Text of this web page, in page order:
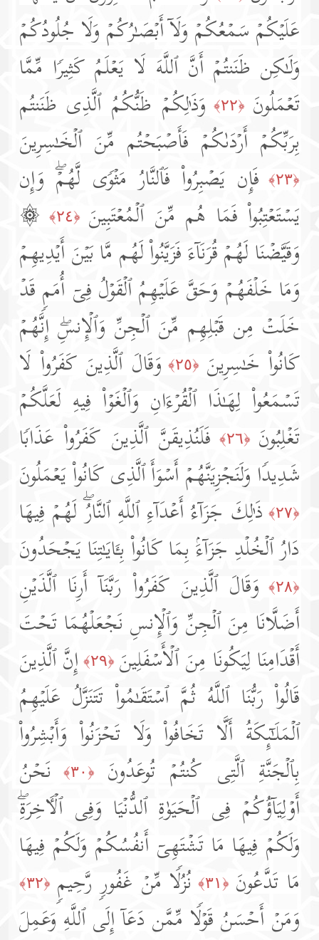
عَلَیۡكُمۡ سَمۡعُكُمۡ وَلَاۤ أَبۡصَـٰرُكُمۡ وَلَا جُلُودُكُمۡ
وَلَـٰكِن ظَنَنتُمۡ أَنَّ ٱللَّهَ لَا یَعۡلَمُ كَثِیرࣰا مِّمَّا
تَعۡمَلُونَ ﴿٢٢﴾
وَذَ ٰ⁠لِكُمۡ ظَنُّكُمُ ٱلَّذِی ظَنَنتُم
بِرَبِّكُمۡ أَرۡدَىٰكُمۡ فَأَصۡبَحۡتُم مِّنَ ٱلۡخَـٰسِرِینَ
﴿٢٣﴾
فَإِن یَصۡبِرُوا۟ فَٱلنَّارُ مَثۡوࣰى لَّهُمۡۖ وَإِن
یَسۡتَعۡتِبُوا۟ فَمَا هُم مِّنَ ٱلۡمُعۡتَبِینَ ﴿٢٤﴾
۞
وَقَیَّضۡنَا لَهُمۡ قُرَنَاۤءَ فَزَیَّنُوا۟ لَهُم مَّا بَیۡنَ أَیۡدِیهِمۡ
وَمَا خَلۡفَهُمۡ وَحَقَّ عَلَیۡهِمُ ٱلۡقَوۡلُ فِیۤ أُمَمࣲ قَدۡ
خَلَتۡ مِن قَبۡلِهِم مِّنَ ٱلۡجِنِّ وَٱلۡإِنسِۖ إِنَّهُمۡ
كَانُوا۟ خَـٰسِرِینَ ﴿٢٥﴾
وَقَالَ ٱلَّذِینَ كَفَرُوا۟ لَا
تَسۡمَعُوا۟ لِهَـٰذَا ٱلۡقُرۡءَانِ وَٱلۡغَوۡا۟ فِیهِ لَعَلَّكُمۡ
تَغۡلِبُونَ ﴿٢٦﴾
فَلَنُذِیقَنَّ ٱلَّذِینَ كَفَرُوا۟ عَذَابࣰا
شَدِیدࣰا وَلَنَجۡزِیَنَّهُمۡ أَسۡوَأَ ٱلَّذِی كَانُوا۟ یَعۡمَلُونَ
﴿٢٧﴾
ذَ ٰ⁠لِكَ جَزَاۤءُ أَعۡدَاۤءِ ٱللَّهِ ٱلنَّارُۖ لَهُمۡ فِیهَا
دَارُ ٱلۡخُلۡدِ جَزَاۤءَۢ بِمَا كَانُوا۟ بِـَٔایَـٰتِنَا یَجۡحَدُونَ
﴿٢٨﴾
وَقَالَ ٱلَّذِینَ كَفَرُوا۟ رَبَّنَاۤ أَرِنَا ٱلَّذَیۡنِ
أَضَلَّانَا مِنَ ٱلۡجِنِّ وَٱلۡإِنسِ نَجۡعَلۡهُمَا تَحۡتَ
أَقۡدَامِنَا لِیَكُونَا مِنَ ٱلۡأَسۡفَلِینَ ﴿٢٩﴾
إِنَّ ٱلَّذِینَ
قَالُوا۟ رَبُّنَا ٱللَّهُ ثُمَّ ٱسۡتَقَـٰمُوا۟ تَتَنَزَّلُ عَلَیۡهِمُ
ٱلۡمَلَـٰۤىِٕكَةُ أَلَّا تَخَافُوا۟ وَلَا تَحۡزَنُوا۟ وَأَبۡشِرُوا۟
بِٱلۡجَنَّةِ ٱلَّتِی كُنتُمۡ تُوعَدُونَ
﴿٣٠﴾
نَحۡنُ
أَوۡلِیَاۤؤُكُمۡ فِی ٱلۡحَیَوٰةِ ٱلدُّنۡیَا وَفِی ٱلۡـَٔاخِرَةِۖ
وَلَكُمۡ فِیهَا مَا تَشۡتَهِیۤ أَنفُسُكُمۡ وَلَكُمۡ فِیهَا
مَا تَدَّعُونَ ﴿٣١﴾ نُزُلࣰا مِّنۡ غَفُورࣲ رَّحِیمࣲ ﴿٣٢﴾
وَمَنۡ أَحۡسَنُ قَوۡلࣰا مِّمَّن دَعَاۤ إِلَى ٱللَّهِ وَعَمِلَ